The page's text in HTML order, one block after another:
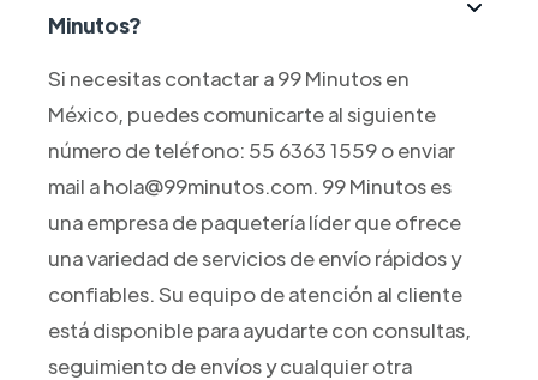
Minutos?
Si necesitas contactar a 99 Minutos en
México, puedes comunicarte al siguiente
número de teléfono: 55 6363 1559 o enviar
mail a hola@99minutos.com. 99 Minutos es
una empresa de paquetería líder que ofrece
una variedad de servicios de envío rápidos y
confiables. Su equipo de atención al cliente
está disponible para ayudarte con consultas,
seguimiento de envíos y cualquier otra